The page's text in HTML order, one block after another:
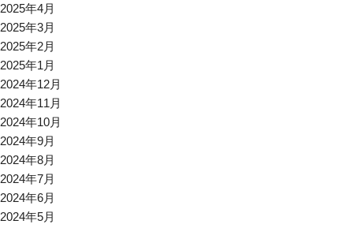
2025年4月
2025年3月
2025年2月
2025年1月
2024年12月
2024年11月
2024年10月
2024年9月
2024年8月
2024年7月
2024年6月
2024年5月